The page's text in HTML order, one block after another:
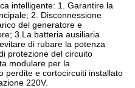
intelligente: 1. Garantire la
2. Disconnessione
del generatore e
3.La batteria ausiliaria
di rubare la potenza
protezione del circuito
modulare per la
perdite e cortocircuiti installato
220V.